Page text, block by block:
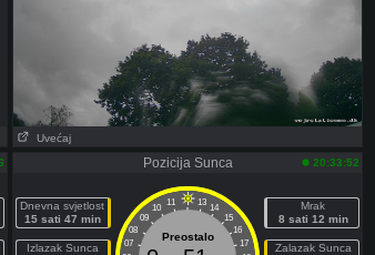
Uvećaj
Pozicija Sunca 20:33:52
Dnevna svjetlost
15 sati 47 min
Izlazak Sunca
11 13
10
14
09
15
08
16
07
17
Preostalo
Mrak
8 sati 12 min
Zalazak Sunca